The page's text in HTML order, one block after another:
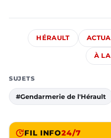
HÉRAULT
À
SUJETS
#Gendarmerie de l'Hérault
FIL INFO24/7